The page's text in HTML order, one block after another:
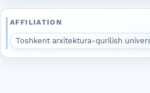
AFFILIATION
Toshkent arxitektura-qurilish